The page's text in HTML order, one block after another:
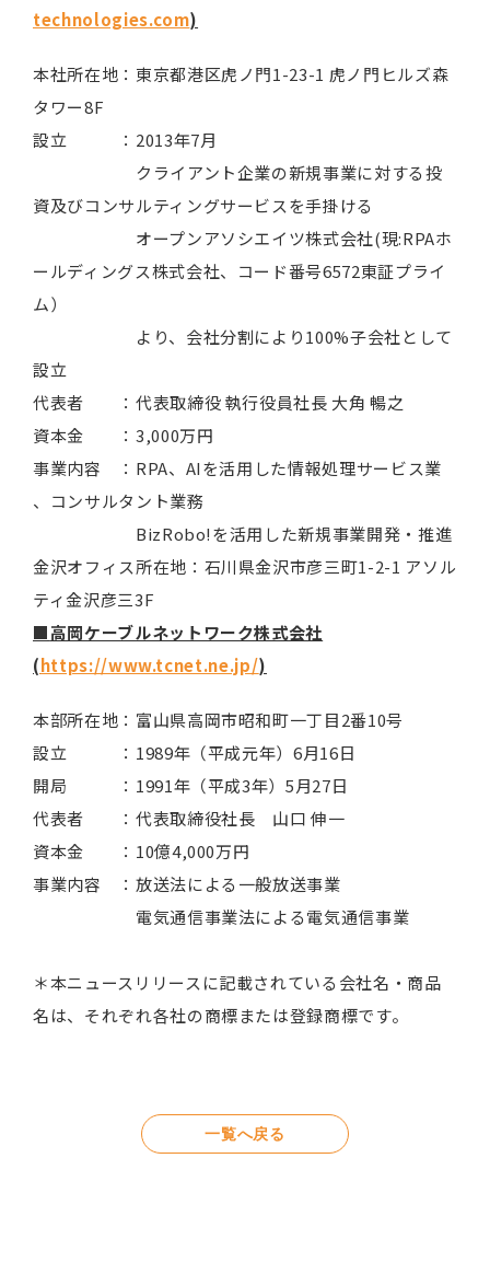
technologies.com)
本社所在地：東京都港区虎ノ門1-23-1 虎ノ門ヒルズ森
タワー8F
設立 ：2013年7月
クライアント企業の新規事業に対する投
資及びコンサルティングサービスを手掛ける
オープンアソシエイツ株式会社(現:RPAホ
ールディングス株式会社、コード番号6572東証プライ
ム）
より、会社分割により100%子会社として
設立
代表者 ：代表取締役 執行役員社長 大角 暢之
資本金 ：3,000万円
事業内容 ：RPA、AIを活用した情報処理サービス業
、コンサルタント業務
BizRobo!を活用した新規事業開発・推進
金沢オフィス所在地：石川県金沢市彦三町1-2-1 アソル
ティ金沢彦三3F
■高岡ケーブルネットワーク株式会社
(https://www.tcnet.ne.jp/)
本部所在地：富山県高岡市昭和町一丁目2番10号
設立 ：1989年（平成元年）6月16日
開局 ：1991年（平成3年）5月27日
代表者 ：代表取締役社長 山口 伸一
資本金 ：10億4,000万円
事業内容 ：放送法による一般放送事業
電気通信事業法による電気通信事業
＊本ニュースリリースに記載されている会社名・商品
名は、それぞれ各社の商標または登録商標です。
一覧へ戻る